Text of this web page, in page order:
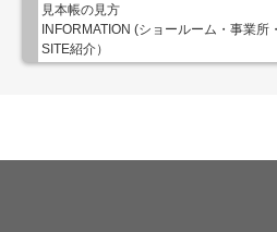
見本帳の見方
INFORMATION (ショールーム・事業所
SITE紹介）